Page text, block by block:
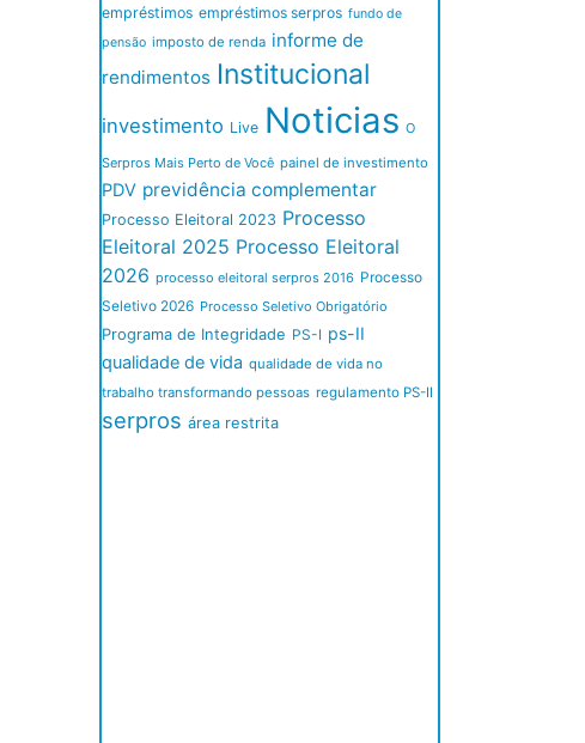
empréstimos empréstimos serpros fundo de
pensão imposto de renda informe de
rendimentos Institucional
investimento Live Noticias O
Serpros Mais Perto de Você painel de investimento
PDV previdência complementar
Processo Eleitoral 2023 Processo
Eleitoral 2025 Processo Eleitoral
2026 processo eleitoral serpros 2016 Processo
Seletivo 2026 Processo Seletivo Obrigatório
Programa de Integridade PS-I ps-II
qualidade de vida qualidade de vida no
trabalho transformando pessoas regulamento PS-II
serpros área restrita